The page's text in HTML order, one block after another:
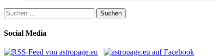
Suchen
nach:
Social Media